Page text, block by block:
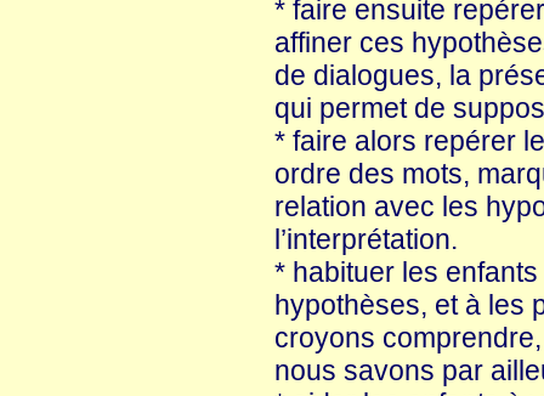
* faire ensuite
affiner ces
de dialogues, la
qui permet de
* faire alors repérer
ordre des mots,
relation avec les
l’interprétation.
* habituer les
hypothèses, et à les
croyons
nous savons par